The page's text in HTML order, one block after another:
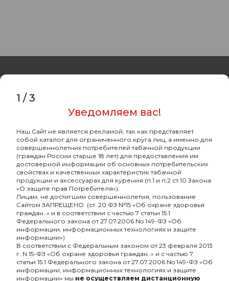
Оптовый портал
8 (495) 740-22-08
8 (800) 222-82-00
Время работы
пн-пт: с 10:00 до 19:00
info@oshisha.net
О компании
Покупателям
1 /3
Уведомляем вас!
Наш Сайт не является рекламой, так как представляет
собой каталог для ограниченного круга лиц, а именно для
совершеннолетних потребителей табачной продукции
(граждан России старше 18 лет) для предоставления им
достоверной информации об основных потребительских
свойствах и качественных характеристик табачной
продукции и аксессуарах для курения (п.1 и п.2 ст.10 Закона
«О защите прав Потребителя»).
Лицам, не достигшим совершеннолетия, пользование
Сайтом ЗАПРЕЩЕНО. (ст. 20 ФЗ №15 «Об охране здоровья
граждан..» и в соответствии с частью 7 статьи 15.1
Федерального закона от 27.07.2006 No 149-ФЗ «Об
информации, информационных технологиях и защите
информации»)
В соответствии с Федеральным законом от 23 февраля 2013
г. N 15-ФЗ «Об охране здоровья граждан..» и с частью 7
статьи 15.1 Федерального закона от 27.07.2006 No 149-ФЗ «Об
информации, информационных технологиях и защите
информации» мы не осуществляем дистанционную